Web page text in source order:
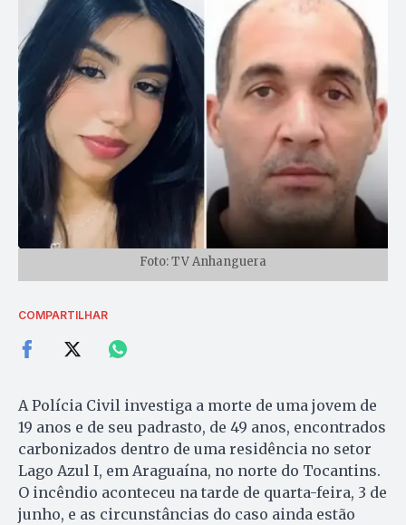
Foto: TV Anhanguera
COMPARTILHAR
A Polícia Civil investiga a morte de uma jovem de
19 anos e de seu padrasto, de 49 anos, encontrados
carbonizados dentro de uma residência no setor
Lago Azul I, em Araguaína, no norte do Tocantins.
O incêndio aconteceu na tarde de quarta-feira, 3 de
junho, e as circunstâncias do caso ainda estão